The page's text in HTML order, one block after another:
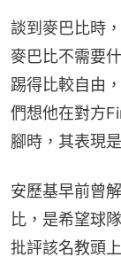
談到麥巴比時
麥巴比不需要
踢得比較自由
們想他在對方
腳時，其表現
安歷基早前曾
比，是希望球
批評該名教頭